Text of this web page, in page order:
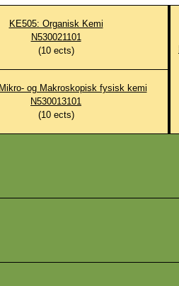
KE505: Organisk Kemi
N530021101
(10ects)
og Makroskopisk fysisk kemi
N530013101
(10ects)